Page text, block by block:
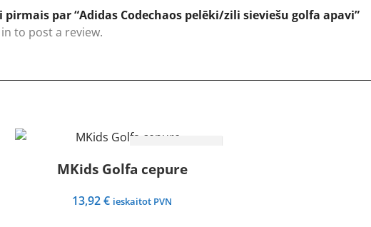
par “Adidas Codechaos pelēki/zili sieviešu golfa apavi”
to post a review.
MKids Golfa cepure
13,92€ ieskaitot PVN